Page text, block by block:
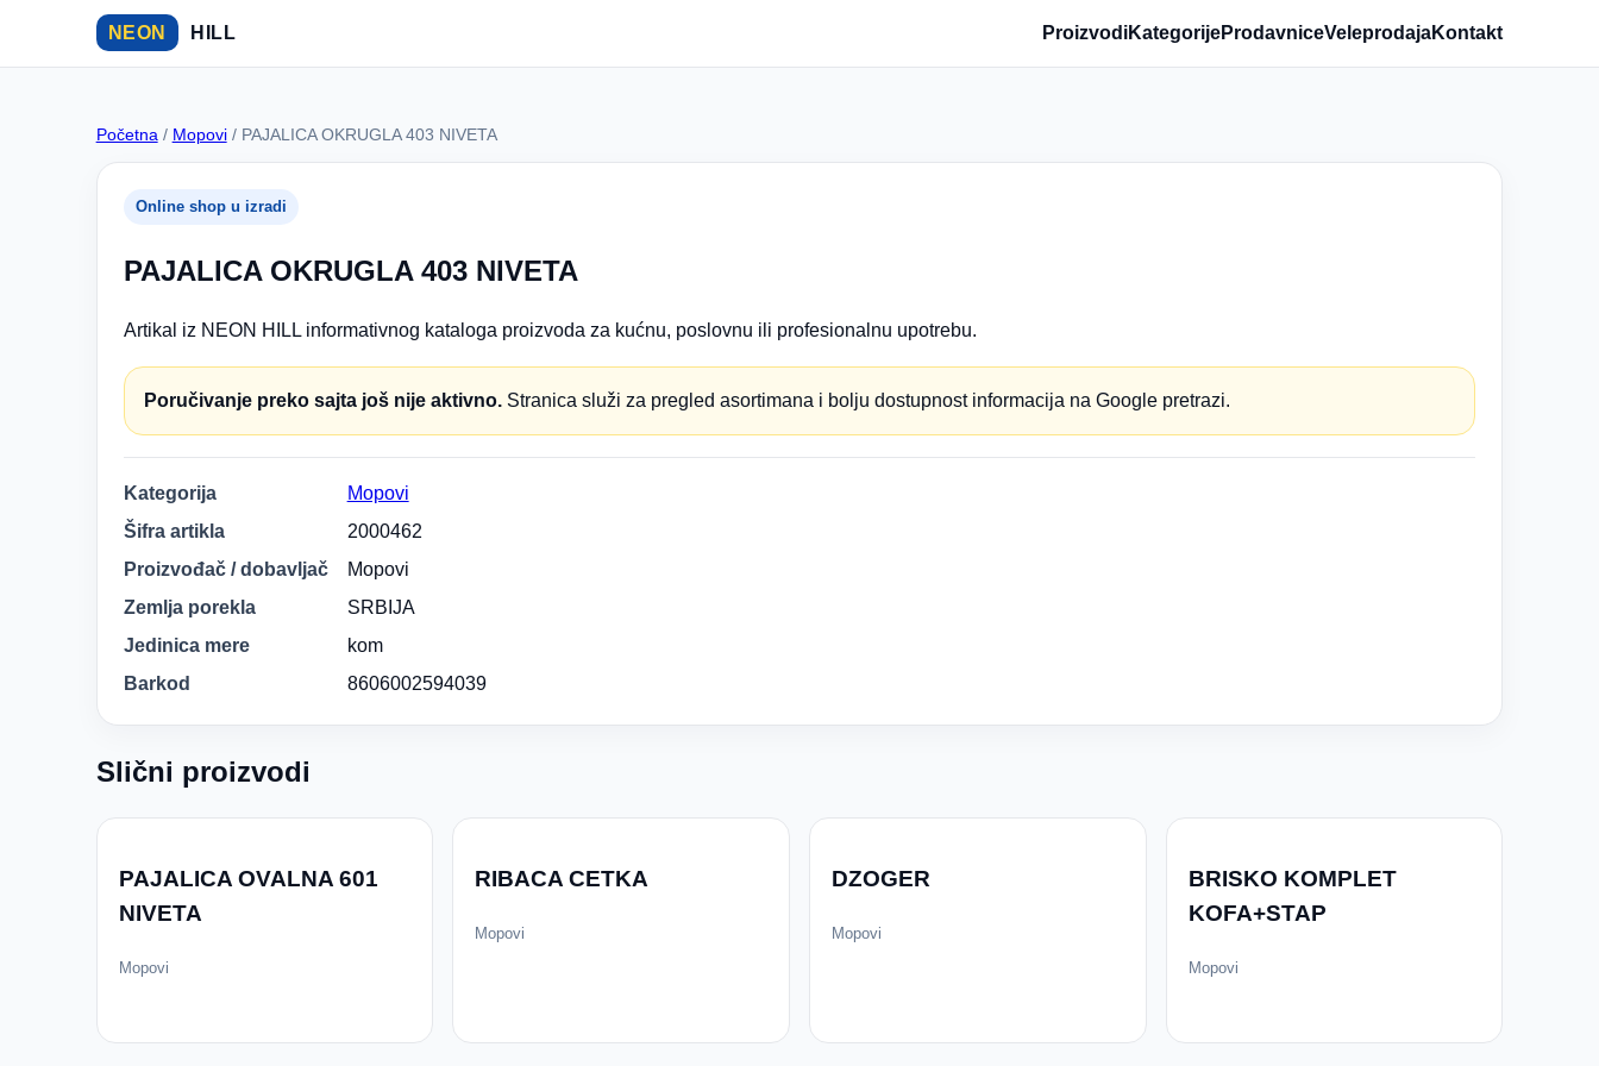
NEON HILL ProizvodiKategorijeProdavniceVeleprodajaKontakt
Početna / Mopovi/ PAJALICA OKRUGLA 403 NIVETA
Online shop u izradi
PAJALICA OKRUGLA 403 NIVETA
Artikal iz NEON HILL informativnog kataloga proizvoda za kućnu, poslovnu ili profesionalnu upotrebu.
Poručivanje preko sajta još nije aktivno.Stranica služi za pregled asortimana i bolju dostupnost informacija na Google pretrazi.
Kategorija
Mopovi
Šifra artikla
2000462
Proizvođač / dobavljač
Mopovi
Zemlja porekla
SRBIJA
Jedinica mere
kom
Barkod
8606002594039
Slični proizvodi
PAJALICA OVALNA 601
NIVETA
Mopovi
RIBACA CETKA
Mopovi
DZOGER
Mopovi
BRISKO KOMPLET
KOFA+STAP
Mopovi